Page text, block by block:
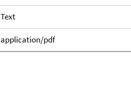
Text
application/pdf